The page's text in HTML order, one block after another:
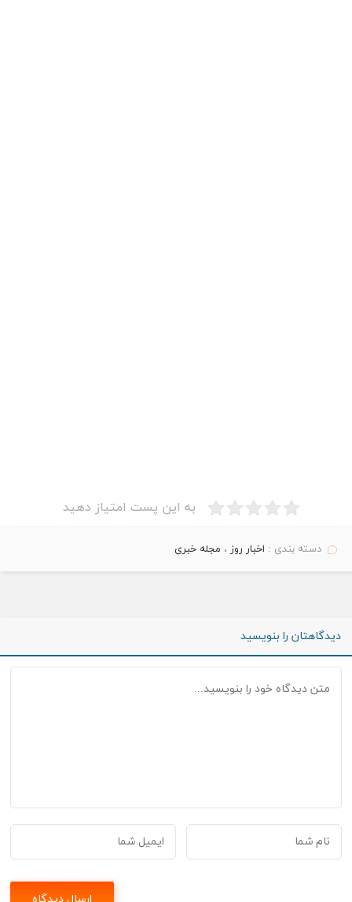
به این پست امتیاز دهید
دسته بندی : اخبار روز ، مجله خبری
دیدگاهتان را بنویسید